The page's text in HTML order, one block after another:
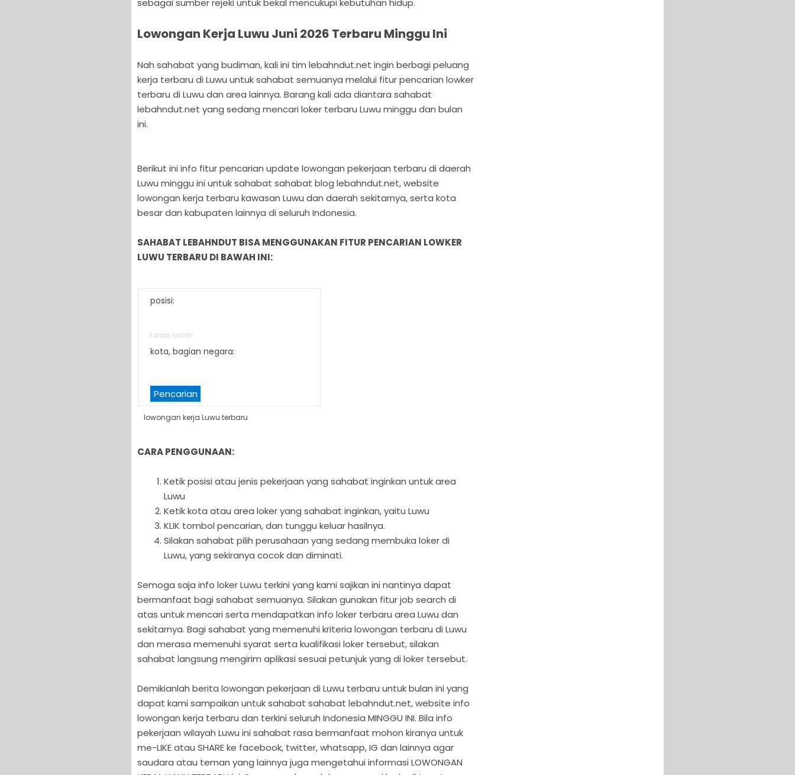
sebagai sumber rejeki untuk bekal mencukupi kebutuhan hidup.
Lowongan Kerja Luwu Juni 2026 Terbaru Minggu Ini
Nah sahabat yang budiman, kali ini tim lebahndut.net ingin berbagi peluang
kerja terbaru di Luwu untuk sahabat semuanya melalui fitur pencarian lowker
terbaru di Luwu dan area lainnya. Barang kali ada diantara sahabat
lebahndut.net yang sedang mencari loker terbaru Luwu minggu dan bulan
ini.
Berikut ini info fitur pencarian update lowongan pekerjaan terbaru di daerah
Luwu minggu ini untuk sahabat sahabat blog lebahndut.net, website
lowongan kerja terbaru kawasan Luwu dan daerah sekitarnya, serta kota
besar dan kabupaten lainnya di seluruh Indonesia.
SAHABAT LEBAHNDUT BISA MENGGUNAKAN FITUR PENCARIAN LOWKER
LUWU TERBARU DI BAWAH INI:
posisi:
tanpa ijazah
kota, bagian negara:
Pencarian
lowongan kerja Luwu terbaru
CARA PENGGUNAAN:
Ketik posisi atau jenis pekerjaan yang sahabat inginkan untuk area
Luwu
Ketik kota atau area loker yang sahabat inginkan, yaitu Luwu
KLIK tombol pencarian, dan tunggu keluar hasilnya.
Silakan sahabat pilih perusahaan yang sedang membuka loker di
Luwu, yang sekiranya cocok dan diminati.
Semoga saja info loker Luwu terkini yang kami sajikan ini nantinya dapat
bermanfaat bagi sahabat semuanya. Silakan gunakan fitur job search di
atas untuk mencari serta mendapatkan info loker terbaru area Luwu dan
sekitarnya. Bagi sahabat yang memenuhi kriteria lowongan terbaru di Luwu
dan merasa memenuhi syarat serta kualifikasi loker tersebut, silakan
sahabat langsung mengirim aplikasi sesuai petunjuk yang di loker tersebut.
Demikianlah berita lowongan pekerjaan di Luwu terbaru untuk bulan ini yang
dapat kami sampaikan untuk sahabat sahabat lebahndut.net, website info
lowongan kerja terbaru dan terkini seluruh Indonesia MINGGU INI. Bila info
pekerjaan wilayah Luwu ini sahabat rasa bermanfaat mohon kiranya untuk
me-LIKE atau SHARE ke facebook, twitter, whatsapp, IG dan lainnya agar
saudara atau teman yang lainnya juga mengetahui informasi LOWONGAN